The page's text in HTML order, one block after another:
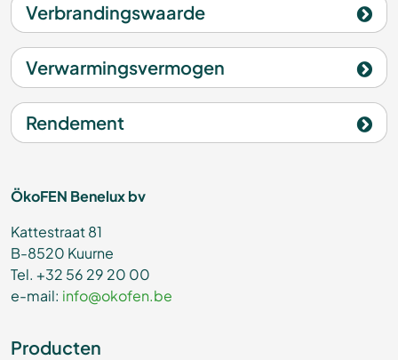
Verbrandingswaarde
Verwarmingsvermogen
Rendement
ÖkoFEN Benelux bv
Kattestraat 81
B-8520 Kuurne
Tel. +32 56 29 20 00
e-mail: info@okofen.be
Producten